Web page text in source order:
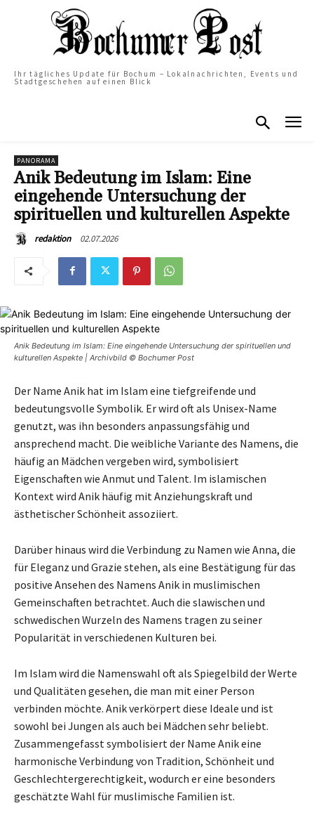
Ihr tägliches Update für Bochum – Lokalnachrichten, Events und
Stadtgeschehen auf einen Blick
PANORAMA
Anik Bedeutung im Islam: Eine
eingehende Untersuchung der
spirituellen und kulturellen Aspekte
redaktion 02.07.2026
Anik Bedeutung im Islam: Eine eingehende Untersuchung der spirituellen und
kulturellen Aspekte | Archivbild © Bochumer Post
Der Name Anik hat im Islam eine tiefgreifende und
bedeutungsvolle Symbolik. Er wird oft als Unisex-Name
genutzt, was ihn besonders anpassungsfähig und
ansprechend macht. Die weibliche Variante des Namens, die
häufig an Mädchen vergeben wird, symbolisiert
Eigenschaften wie Anmut und Talent. Im islamischen
Kontext wird Anik häufig mit Anziehungskraft und
ästhetischer Schönheit assoziiert.
Darüber hinaus wird die Verbindung zu Namen wie Anna, die
für Eleganz und Grazie stehen, als eine Bestätigung für das
positive Ansehen des Namens Anik in muslimischen
Gemeinschaften betrachtet. Auch die slawischen und
schwedischen Wurzeln des Namens tragen zu seiner
Popularität in verschiedenen Kulturen bei.
Im Islam wird die Namenswahl oft als Spiegelbild der Werte
und Qualitäten gesehen, die man mit einer Person
verbinden möchte. Anik verkörpert diese Ideale und ist
sowohl bei Jungen als auch bei Mädchen sehr beliebt.
Zusammengefasst symbolisiert der Name Anik eine
harmonische Verbindung von Tradition, Schönheit und
Geschlechtergerechtigkeit, wodurch er eine besonders
geschätzte Wahl für muslimische Familien ist.